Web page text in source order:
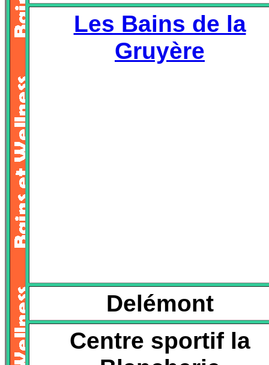
Les Bains de la
Gruyère
Delémont
Centre sportif la